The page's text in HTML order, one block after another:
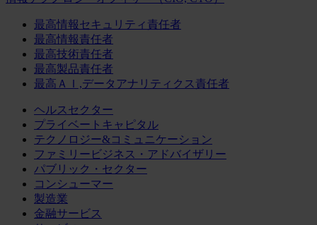
最高情報セキュリティ責任者
最高情報責任者
最高技術責任者
最高製品責任者
最高ＡＩ,データアナリティクス責任者
ヘルスセクター
プライベートキャピタル
テクノロジー&コミュニケーション
ファミリービジネス・アドバイザリー
パブリック・セクター
コンシューマー
製造業
金融サービス